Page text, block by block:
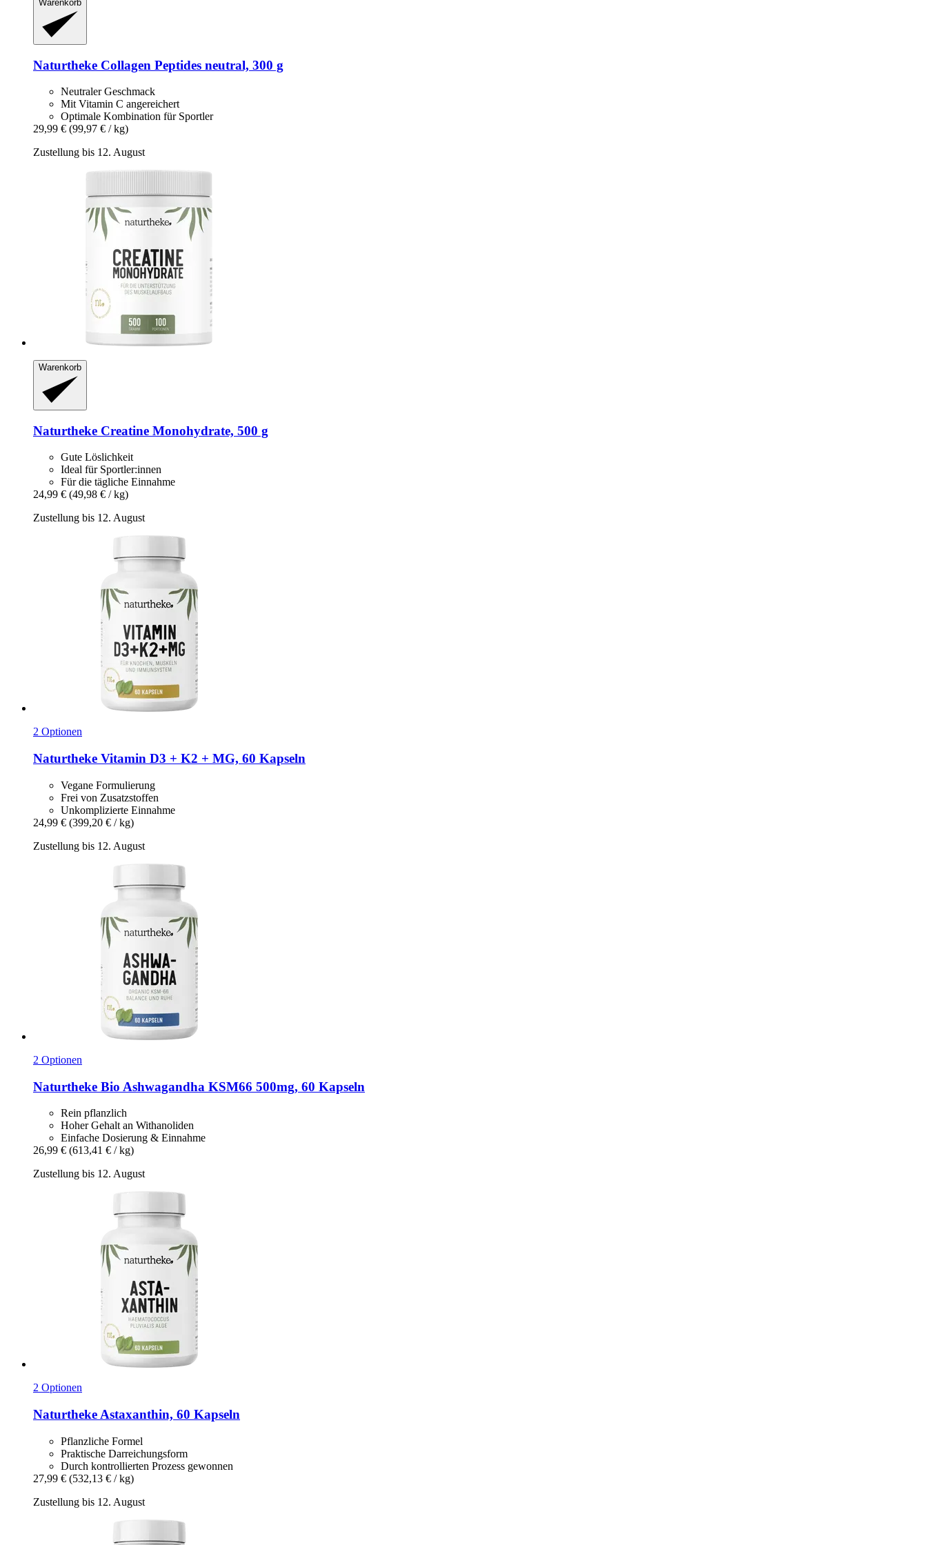
Warenkorb
Naturtheke Collagen Peptides neutral, 300 g
Neutraler Geschmack
Mit Vitamin C angereichert
Optimale Kombination für Sportler
29,99 € (99,97 € / kg)
Zustellung bis 12. August
Warenkorb
Naturtheke Creatine Monohydrate, 500 g
Gute Löslichkeit
Ideal für Sportler:innen
Für die tägliche Einnahme
24,99 € (49,98 € / kg)
Zustellung bis 12. August
2 Optionen
Naturtheke Vitamin D3 + K2 + MG, 60 Kapseln
Vegane Formulierung
Frei von Zusatzstoffen
Unkomplizierte Einnahme
24,99 € (399,20 € / kg)
Zustellung bis 12. August
2 Optionen
Naturtheke Bio Ashwagandha KSM66 500mg, 60 Kapseln
Rein pflanzlich
Hoher Gehalt an Withanoliden
Einfache Dosierung & Einnahme
26,99 € (613,41 € / kg)
Zustellung bis 12. August
2 Optionen
Naturtheke Astaxanthin, 60 Kapseln
Pflanzliche Formel
Praktische Darreichungsform
Durch kontrollierten Prozess gewonnen
27,99 € (532,13 € / kg)
Zustellung bis 12. August